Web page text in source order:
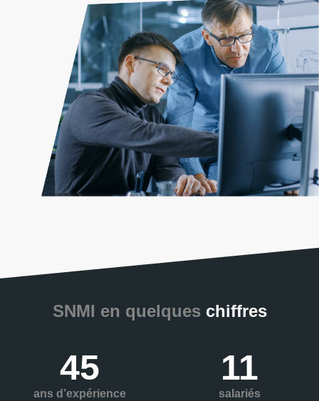
SNMI en quelques chiffres
45
ans d’expérience
11
salariés